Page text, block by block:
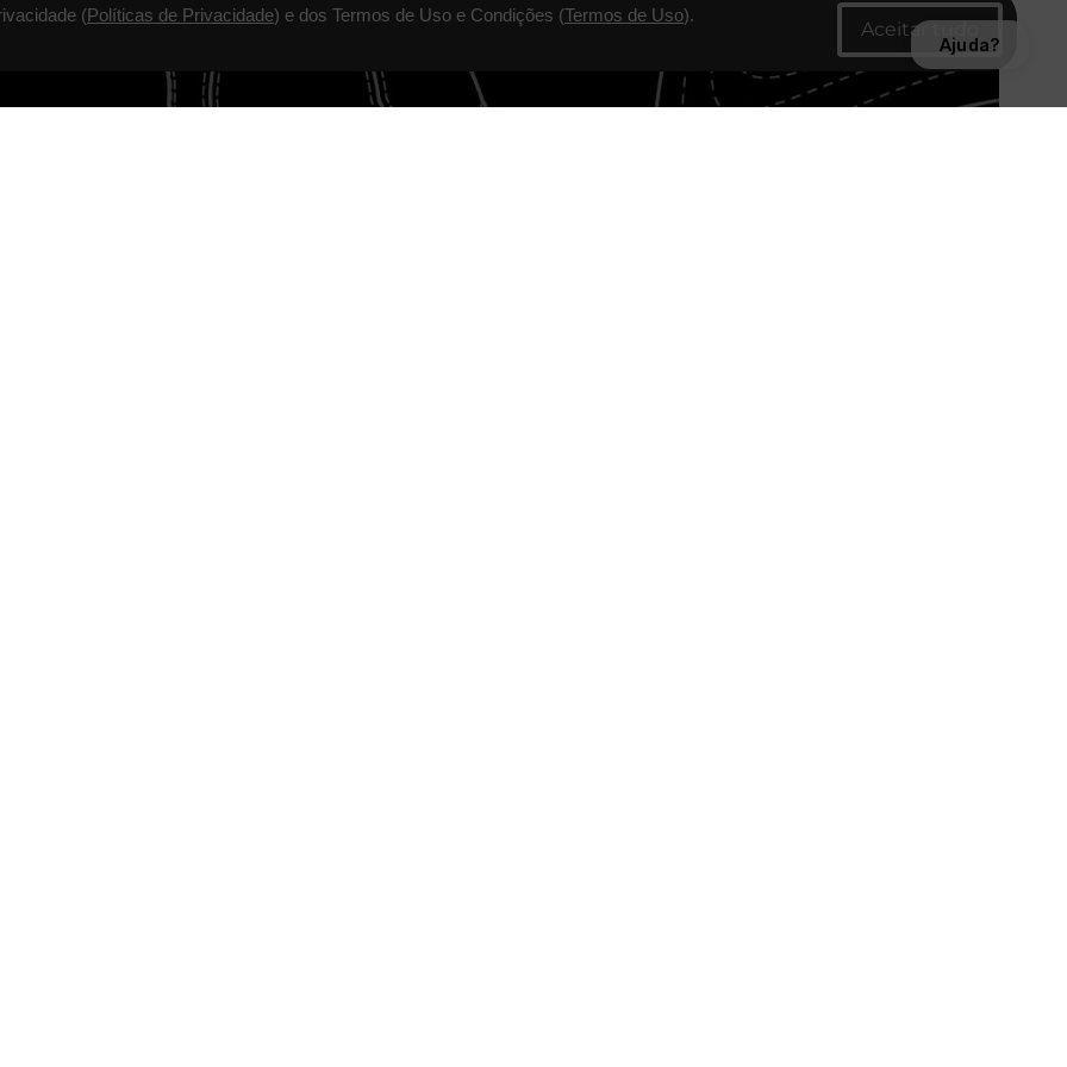
(Políticas de Privacidade) e dos Termos de Uso e Condições (Termos de Uso).
Ajuda?